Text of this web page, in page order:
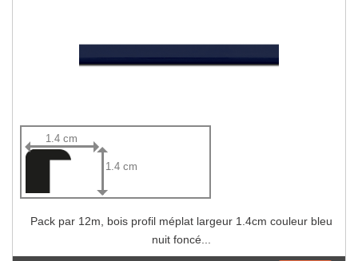
1.4 cm
1.4 cm
Pack par 12m, bois profil méplat largeur 1.4cm couleur bleu
nuit foncé...